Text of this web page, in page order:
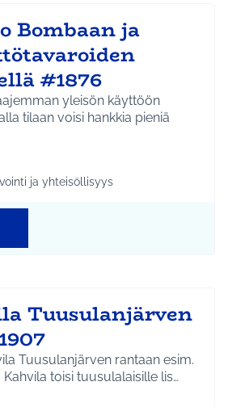
Bombaan ja
#1876
yleisön käyttöön
tilaan voisi hankkia pieniä
mukaan: Riihikallio
teeman mukaan: Hyvinvointi ja
ja yhteisöllisyys
Tuusulanjärven
Tuusulanjärven rantaan esim.
toisi tuusulalaisille lis…